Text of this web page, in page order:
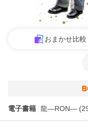
おまかせ比較
電子書籍 龍―RON―